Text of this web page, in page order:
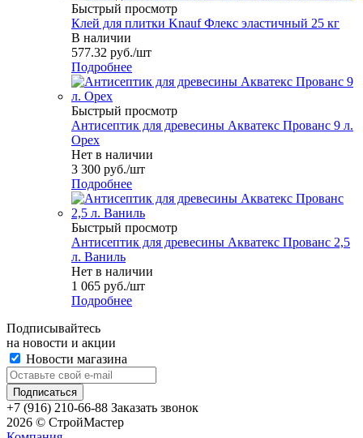
Быстрый просмотр
Клей для плитки Knauf Флекс эластичный 25 кг
В наличии
577.32 руб./шт
Подробнее
Быстрый просмотр
Антисептик для древесины Акватекс Прованс 9 л.
Орех
Нет в наличии
3 300 руб./шт
Подробнее
Быстрый просмотр
Антисептик для древесины Акватекс Прованс 2,5
л. Ваниль
Нет в наличии
1 065 руб./шт
Подробнее
Подписывайтесь
на новости и акции
Новости магазина
+7 (916) 210-66-88 Заказать звонок
2026 © СтройМастер